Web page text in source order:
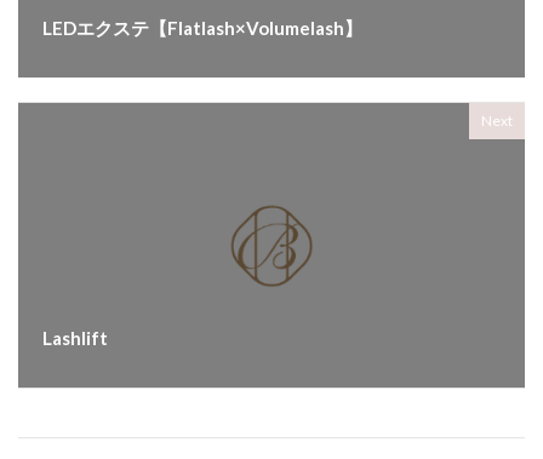
LEDエクステ【Flatlash×Volumelash】
Next
Lashlift